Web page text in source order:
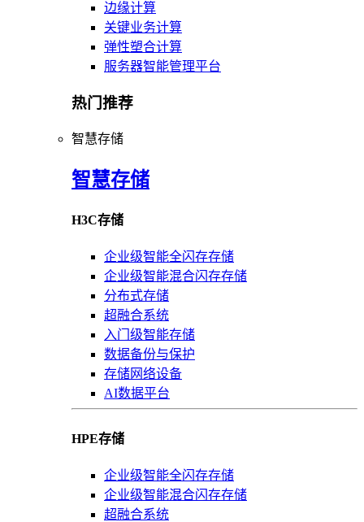
边缘计算
关键业务计算
弹性塑合计算
服务器智能管理平台
热门推荐
智慧存储
智慧存储
H3C存储
企业级智能全闪存存储
企业级智能混合闪存存储
分布式存储
超融合系统
入门级智能存储
数据备份与保护
存储网络设备
AI数据平台
HPE存储
企业级智能全闪存存储
企业级智能混合闪存存储
超融合系统